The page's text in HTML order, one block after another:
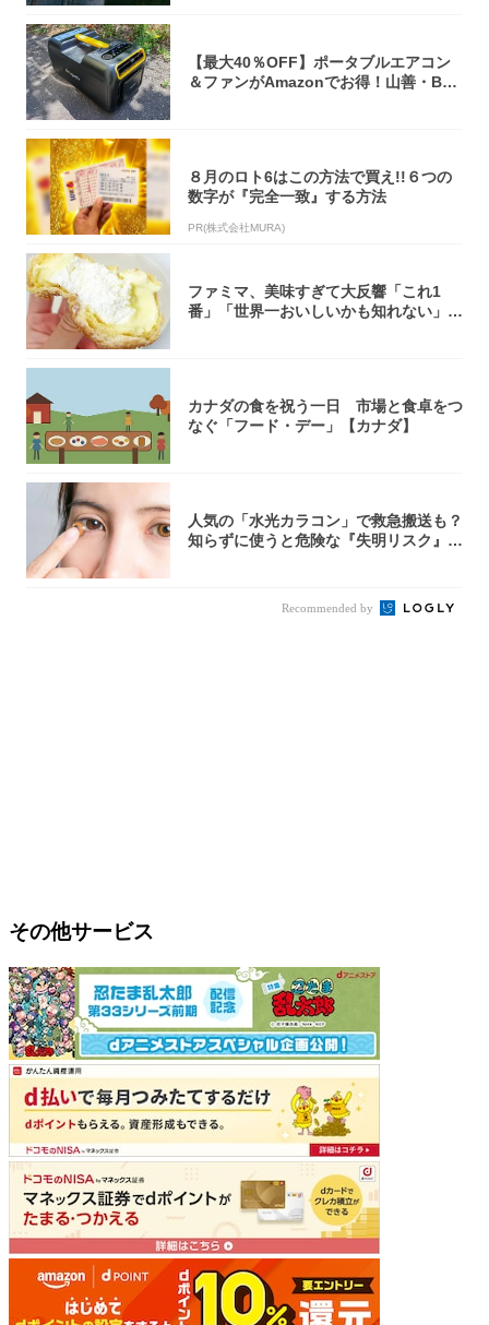
【最大40％OFF】ポータブルエアコン
＆ファンがAmazonでお得！山善・Bo
８月のロト6はこの方法で買え!!６つの
数字が『完全一致』する方法
PR(株式会社MURA)
ファミマ、美味すぎて大反響「これ1
番」「世界一おいしいかも知れない」
カナダの食を祝う一日 市場と食卓をつ
なぐ「フード・デー」【カナダ】
人気の「水光カラコン」で救急搬送も？
知らずに使うと危険な『失明リスク』と
Recommended by
その他サービス